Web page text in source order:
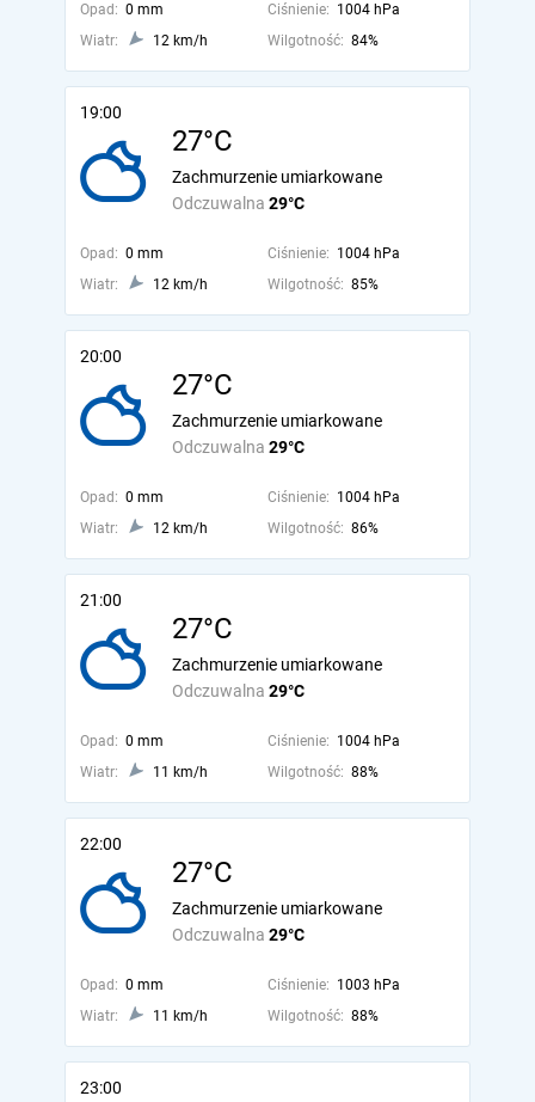
Opad: 0 mm Ciśnienie: 1004 hPa
Wiatr:
12 km/h Wilgotność: 84%
19:00
27°C
Odczuwalna 29°C
Zachmurzenie umiarkowane
Opad: 0 mm Ciśnienie: 1004 hPa
Wiatr:
12 km/h Wilgotność: 85%
20:00
27°C
Odczuwalna 29°C
Zachmurzenie umiarkowane
Opad: 0 mm Ciśnienie: 1004 hPa
Wiatr:
12 km/h Wilgotność: 86%
21:00
27°C
Odczuwalna 29°C
Zachmurzenie umiarkowane
Opad: 0 mm Ciśnienie: 1004 hPa
Wiatr:
11 km/h Wilgotność: 88%
22:00
27°C
Odczuwalna 29°C
Zachmurzenie umiarkowane
Opad: 0 mm Ciśnienie: 1003 hPa
Wiatr:
11 km/h Wilgotność: 88%
23:00